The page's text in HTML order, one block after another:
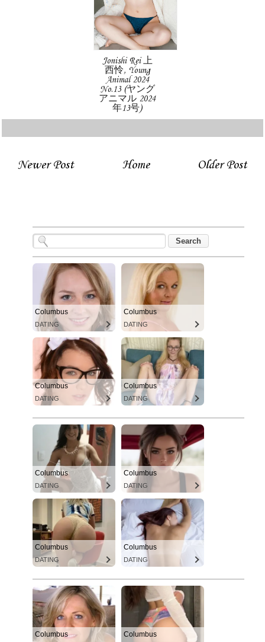
Jonishi Rei 上
西怜, Young
Animal 2024
No.13 (ヤング
アニマル 2024
年13号)
Newer Post Older Post
Home
Columbus
DATING
Columbus
DATING
Columbus
DATING
Columbus
DATING
Columbus
DATING
Columbus
DATING
Columbus
DATING
Columbus
DATING
Columbus Columbus